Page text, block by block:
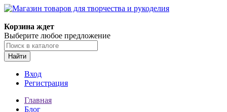
Корзина ждет
Выберите любое предложение
Найти
Вход
Регистрация
Главная
Блог